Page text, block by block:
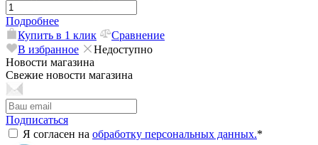
Подробнее
Купить в 1 клик
Сравнение
В избранное
Недоступно
Новости магазина
Свежие новости магазина
Подписаться
Я согласен на обработку персональных данных.*